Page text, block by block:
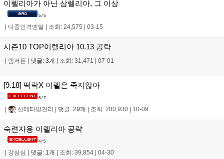
이렐리아가 아닌 삼렐리아, 그 이상
5 / 5
다중인격멘탈 조회: 24,575 03-15
시즌10 TOP이렐리아 10.13 공략
램저든 댓글: 3개 조회: 31,471 07-01
[9.18] 떡락X 이렐은 죽지않아
6 / 7
| 신메타발견러 | 댓글: 29개 | 조회: 280,930 | 10-09
숙련자용 이렐리아 공략
4 / 5
강심심 댓글: 1개 조회: 39,854 04-30